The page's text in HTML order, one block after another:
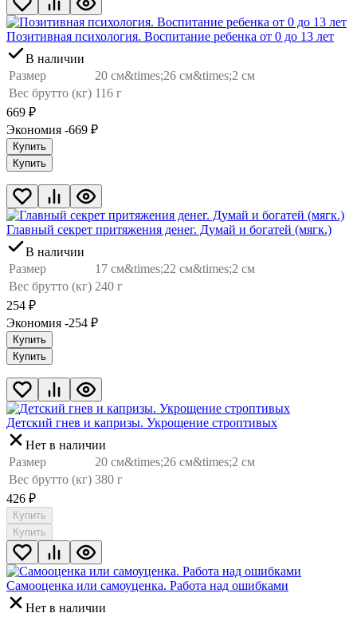
Позитивная психология. Воспитание ребенка от 0 до 13 лет
В наличии
Размер
20 см&times;26 см&times;2 см
Вес брутто (кг) 116 г
669 ₽
Экономия -669 ₽
Купить
Купить
Главный секрет притяжения денег. Думай и богатей (мягк.)
В наличии
Размер
17 см&times;22 см&times;2 см
Вес брутто (кг) 240 г
254 ₽
Экономия -254 ₽
Купить
Купить
Детский гнев и капризы. Укрощение строптивых
Нет в наличии
Размер
20 см&times;26 см&times;2 см
Вес брутто (кг) 380 г
426 ₽
Купить
Купить
Самооценка или самоуценка. Работа над ошибками
Нет в наличии